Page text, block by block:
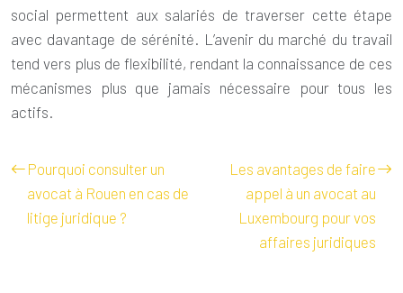
social permettent aux salariés de traverser cette étape
avec davantage de sérénité. L’avenir du marché du travail
tend vers plus de flexibilité, rendant la connaissance de ces
mécanismes plus que jamais nécessaire pour tous les
actifs.
Pourquoi consulter un
avocat à Rouen en cas de
litige juridique ?
Les avantages de faire
appel à un avocat au
Luxembourg pour vos
affaires juridiques